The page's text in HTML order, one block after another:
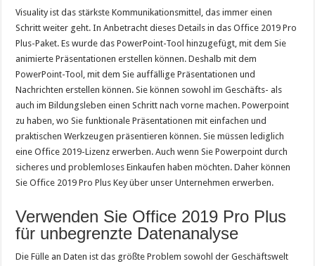
Visuality ist das stärkste Kommunikationsmittel, das immer einen
Schritt weiter geht. In Anbetracht dieses Details in das Office 2019 Pro
Plus-Paket. Es wurde das PowerPoint-Tool hinzugefügt, mit dem Sie
animierte Präsentationen erstellen können. Deshalb mit dem
PowerPoint-Tool, mit dem Sie auffällige Präsentationen und
Nachrichten erstellen können. Sie können sowohl im Geschäfts- als
auch im Bildungsleben einen Schritt nach vorne machen. Powerpoint
zu haben, wo Sie funktionale Präsentationen mit einfachen und
praktischen Werkzeugen präsentieren können. Sie müssen lediglich
eine Office 2019-Lizenz erwerben. Auch wenn Sie Powerpoint durch
sicheres und problemloses Einkaufen haben möchten. Daher können
Sie Office 2019 Pro Plus Key über unser Unternehmen erwerben.
Verwenden Sie Office 2019 Pro Plus
für unbegrenzte Datenanalyse
Die Fülle an Daten ist das größte Problem sowohl der Geschäftswelt